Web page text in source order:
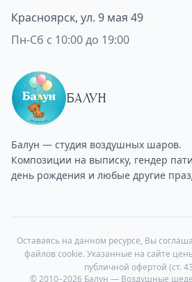
Красноярск, ул. 9 мая 49
Пн-Сб с 10:00 до 19:00
БАЛУН
Балун — студия воздушных шаров.
Композиции на выписку, гендер
день рождения и любые другие
Оставаясь на данном ресурсе, Вы
файлов cookie. Указанные на сайте
публичной офертой (ст.
© 2010–2026 Балун — Воздушные